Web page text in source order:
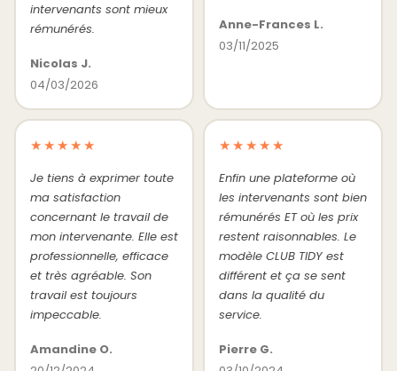
intervenants sont mieux
rémunérés.
Nicolas J.
04/03/2026
Anne-Frances L.
03/11/2025
★★★★★
Je tiens à exprimer toute
ma satisfaction
concernant le travail de
mon intervenante. Elle est
professionnelle, efficace
et très agréable. Son
travail est toujours
impeccable.
Amandine O.
★★★★★
Enfin une plateforme où
les intervenants sont bien
rémunérés ET où les prix
restent raisonnables. Le
modèle CLUB TIDY est
différent et ça se sent
dans la qualité du
service.
Pierre G.